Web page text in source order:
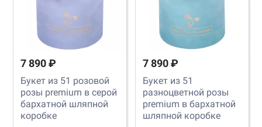
7 890 ₽
Букет из 51 розовой
розы premium в серой
бархатной шляпной
коробке
7 890 ₽
Букет из 51
разноцветной розы
premium в бархатной
шляпной коробке